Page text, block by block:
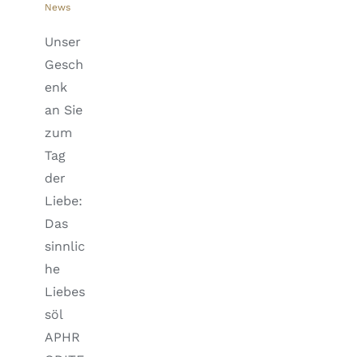
News
Unser
Gesch
enk
an Sie
zum
Tag
der
Liebe:
Das
sinnlic
he
Liebes
söl
APHR